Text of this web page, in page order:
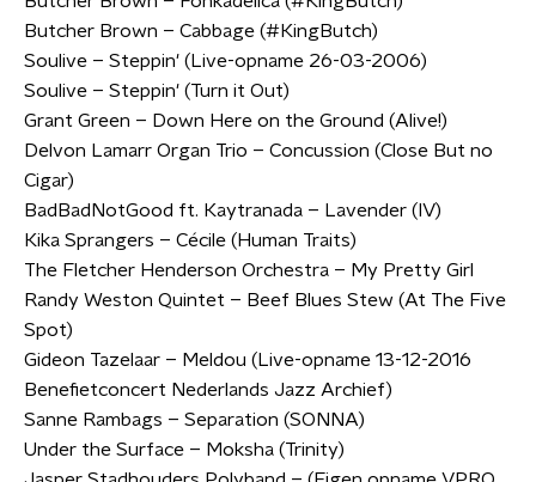
Butcher Brown – Cabbage (#KingButch)
Soulive – Steppin' (Live-opname 26-03-2006)
Soulive – Steppin' (Turn it Out)
Grant Green – Down Here on the Ground (Alive!)
Delvon Lamarr Organ Trio – Concussion (Close But no
Cigar)
BadBadNotGood ft. Kaytranada – Lavender (IV)
Kika Sprangers – Cécile (Human Traits)
The Fletcher Henderson Orchestra – My Pretty Girl
Randy Weston Quintet – Beef Blues Stew (At The Five
Spot)
Gideon Tazelaar – Meldou (Live-opname 13-12-2016
Benefietconcert Nederlands Jazz Archief)
Sanne Rambags – Separation (SONNA)
Under the Surface – Moksha (Trinity)